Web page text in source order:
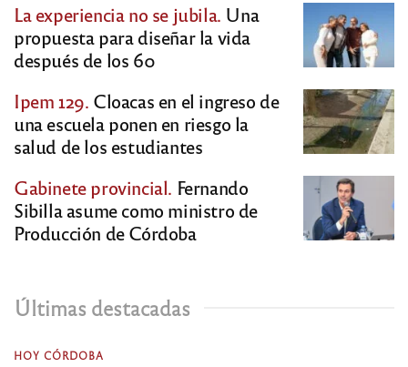
La experiencia no se jubila. Una
propuesta para diseñar la vida
después de los 60
Ipem 129. Cloacas en el ingreso de
una escuela ponen en riesgo la
salud de los estudiantes
Gabinete provincial. Fernando
Sibilla asume como ministro de
Producción de Córdoba
Últimas destacadas
HOY CÓRDOBA